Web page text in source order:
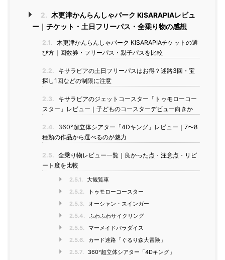
2. 木更津かんらんしゃパーク KISARAPIAレビュ
ー｜チケット・土日フリーパス・全乗り物の感想
2.1. 木更津かんらんしゃパーク KISARAPIAチケットの選
び方｜回数券・フリーパス・親子パスを比較
2.2.
キサラピアの土日フリーパスはお得？迷路3回・宝
探し1回などの制限に注意
2.3.
キサラピアのジェットコースター「トゥモローコー
スター」レビュー｜子どものコースターデビュー向きか
2.4.
360°超立体シアター「4Dキング」レビュー｜7〜8
種類の作品から選べるのが魅力
2.5. 全乗り物レビュー一覧｜良かった点・注意点・リピ
ート度を比較
2.5.1.
大観覧車
2.5.2.
トゥモローコースター
2.5.3.
オーシャン・スインガー
2.5.4.
ふわふわサイクリング
2.5.5.
マーメイドパラダイス
2.5.6.
カード迷路「ぐるり森大冒険」
2.5.7.
360°超立体シアター「4Dキング」